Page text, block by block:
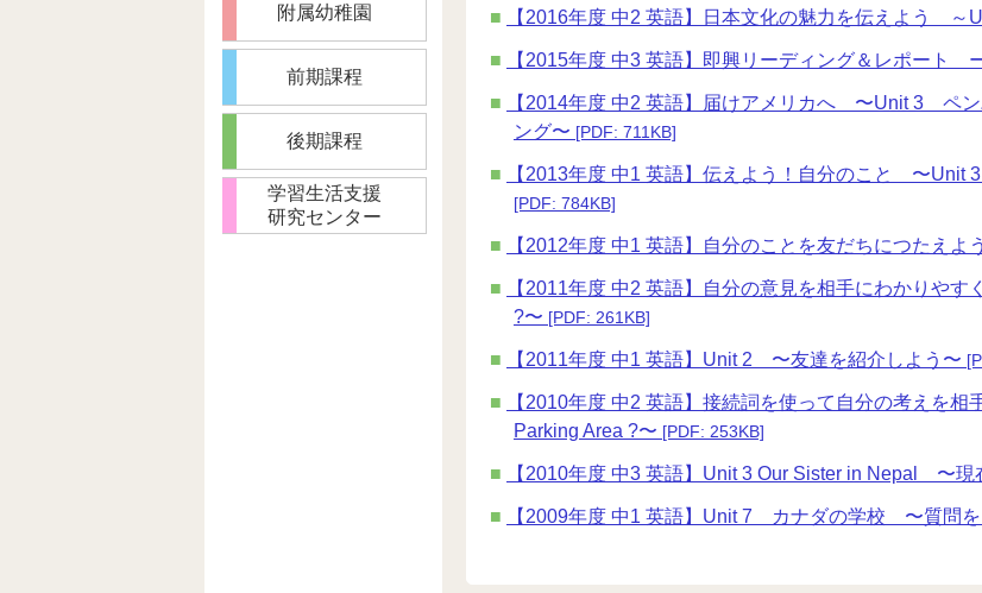
【2016年度 中2 英語】日本文化の魅力を伝えよう
【2015年度 中3 英語】即興リーディング＆レポート
【2014年度 中2 英語】届けアメリカへ 〜Unit 3 ペ
ング〜 [PDF: 711KB]
【2013年度 中1 英語】伝えよう！自分のこと 〜
[PDF: 784KB]
【2012年度 中1 英語】自分のことを友だちにつたえよ
【2011年度 中2 英語】自分の意見を相手にわかりや
?〜 [PDF: 261KB]
【2011年度 中1 英語】Unit 2 〜友達を紹介しよう〜
【2010年度 中2 英語】接続詞を使って自分の考えを
Parking Area ?〜 [PDF: 253KB]
【2010年度 中3 英語】Unit 3 Our Sister in Nepal 〜現
【2009年度 中1 英語】Unit 7 カナダの学校 〜質問
附属幼稚園
前期課程
後期課程
学習生活支援
研究センター